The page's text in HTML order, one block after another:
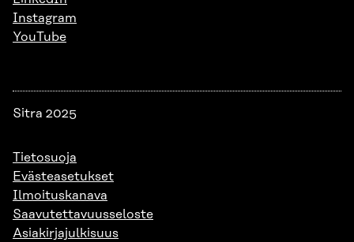
Instagram
YouTube
Sitra 2025
Tietosuoja
Evästeasetukset
Ilmoituskanava
Saavutettavuusseloste
Asiakirjajulkisuus